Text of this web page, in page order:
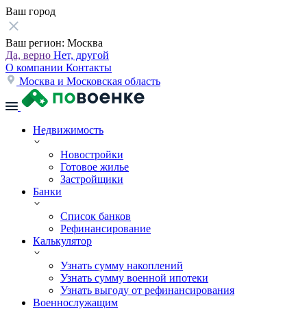
Ваш город
Ваш регион: Москва
Да, верно Нет, другой
О компании Контакты
Москва и Московская область
Недвижимость
Новостройки
Готовое жилье
Застройщики
Банки
Список банков
Рефинансирование
Калькулятор
Узнать сумму накоплений
Узнать сумму военной ипотеки
Узнать выгоду от рефинансирования
Военнослужащим